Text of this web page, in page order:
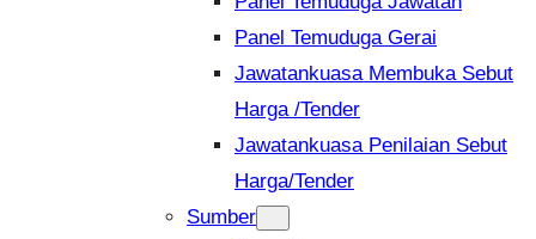
Panel Temuduga Gerai
Jawatankuasa Membuka Sebut
Harga /Tender
Jawatankuasa Penilaian Sebut
Harga/Tender
Sumber